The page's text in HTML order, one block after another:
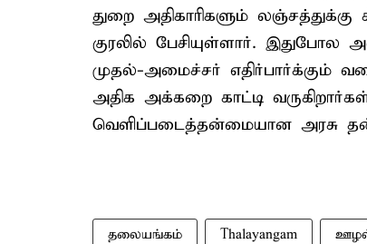
துறை அதிகாரிகளும்
குரலில் பேசியுள்ளார்.
முதல்-அமைச்சர் எதிர்பார்க்கும்
அதிக அக்கறை காட்டி
வெளிப்படைத்தன்மையான அரசு
தலையங்கம் Thalayangam